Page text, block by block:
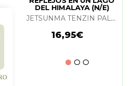
DEL HIMALAYA (N/E)
JETSUNMA TENZIN PALMO
16,95€